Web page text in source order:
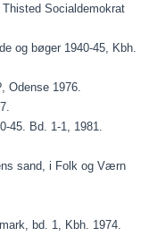
Socialdemokrat
og bøger 1940-45, Kbh.
Odense 1976.
45. Bd. 1-1, 1981.
sand, i Folk og Værn
bd. 1, Kbh. 1974.